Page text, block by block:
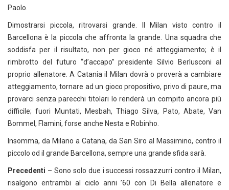
Paolo.
Dimostrarsi piccola, ritrovarsi grande. Il Milan visto contro il
Barcellona è la piccola che affronta la grande. Una squadra che
soddisfa per il risultato, non per gioco né atteggiamento; è il
rimbrotto del futuro “d’accapo” presidente Silvio Berlusconi al
proprio allenatore. A Catania il Milan dovrà o proverà a cambiare
atteggiamento, tornare ad un gioco propositivo, privo di paure, ma
provarci senza parecchi titolari lo renderà un compito ancora più
difficile; fuori Muntati, Mesbah, Thiago Silva, Pato, Abate, Van
Bommel, Flamini, forse anche Nesta e Robinho.
Insomma, da Milano a Catana, da San Siro al Massimino, contro il
piccolo od il grande Barcellona, sempre una grande sfida sarà.
Precedenti – Sono solo due i successi rossazzurri contro il Milan,
risalgono entrambi al ciclo anni ’60 con Di Bella allenatore e